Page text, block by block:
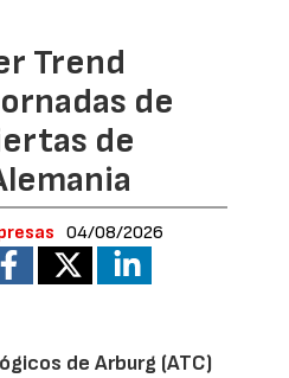
Trend
de
de
04/08/2026
de Arburg (ATC)